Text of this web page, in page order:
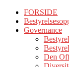
FORSIDE
Governance
Den